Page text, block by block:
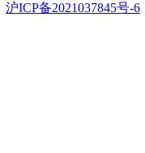
沪ICP备2021037845号-6